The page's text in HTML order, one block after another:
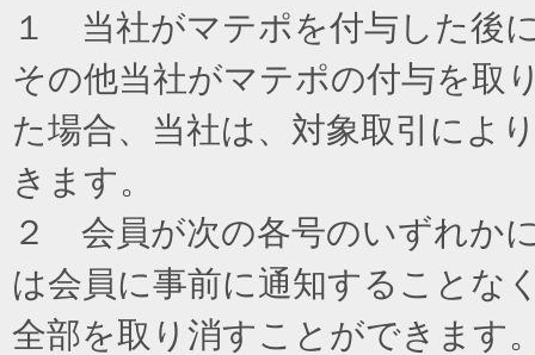
１ 当社がマテポを付与した後
その他当社がマテポの付与を取
た場合、当社は、対象取引によ
きます。
２ 会員が次の各号のいずれか
は会員に事前に通知することな
全部を取り消すことができます